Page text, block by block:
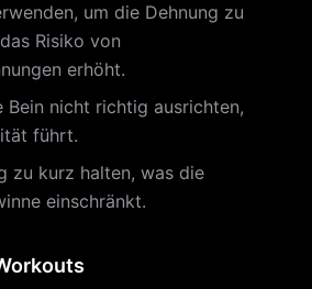
um die Dehnung zu
Risiko von
erhöht.
Bein nicht richtig ausrichten,
führt.
zu kurz halten, was die
einschränkt.